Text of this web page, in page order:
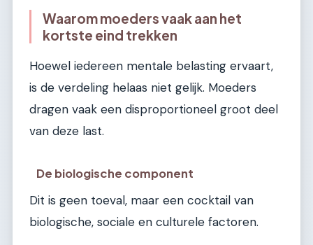
Waarom moeders vaak aan het
kortste eind trekken
Hoewel iedereen mentale belasting ervaart,
is de verdeling helaas niet gelijk. Moeders
dragen vaak een disproportioneel groot deel
van deze last.
De biologische component
Dit is geen toeval, maar een cocktail van
biologische, sociale en culturele factoren.